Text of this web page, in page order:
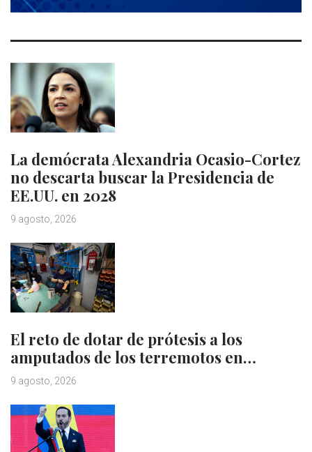
La demócrata Alexandria Ocasio-Cortez
no descarta buscar la Presidencia de
EE.UU. en 2028
9 agosto, 2026
El reto de dotar de prótesis a los
amputados de los terremotos en…
9 agosto, 2026